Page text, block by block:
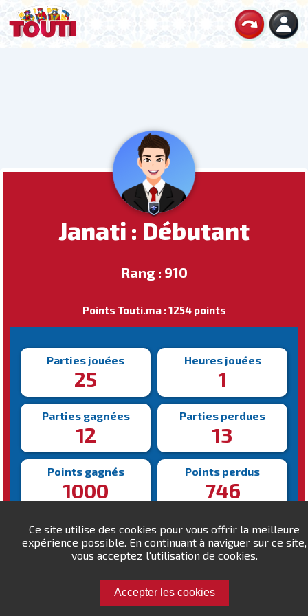
Ce site utilise des cookies pour vous offrir la meilleure
expérience possible. En continuant à naviguer sur ce site,
vous acceptez l'utilisation de cookies.
Accepter les cookies
Janati : Débutant
Rang : 910
Points Touti.ma : 1254 points
Parties jouées
25
Heures jouées
1
Parties gagnées
12
Parties perdues
13
Points gagnés
1000
Points perdus
746
Victoire la plus rapide
135s
Victoire la plus lente
359s
Défiez Janati !